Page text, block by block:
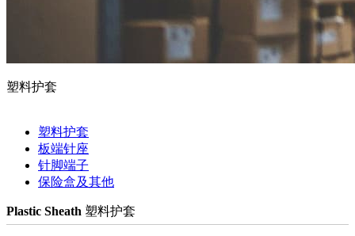
塑料护套
塑料护套
板端针座
针脚端子
保险盒及其他
Plastic Sheath 塑料护套